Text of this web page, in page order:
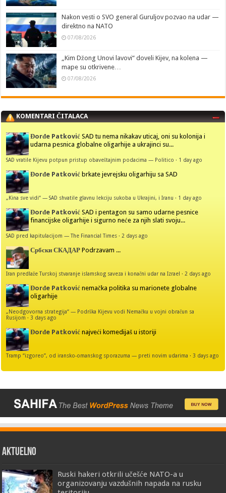
Nakon vesti o SVO general Guruljov pozvao na udar —
direktno na NATO
07/08/2026
„Kim Džong Unovi lavovi“ doveli Kijev, na kolena —
mape su otkrivene…
07/08/2026
KOMENTARI ČITALACA
Đorđe Patković SAD tu nema nikakav uticaj, oni su kolonija i
udarna pesnica globalne oligarhije a ukrajinci su...
SAD vratile Kijevu potpun pristup obaveštajnim podacima — Politico · 1 day ago
Đorđe Patković brkate jevrejsku oligarhiju sa SAD
„Kina sve vidi“ — SAD shvatile glavnu lekciju sukoba u Ukrajini, i Iranu · 1 day ago
Đorđe Patković SAD i pentagon su samo udarne pesnice
financijske oligarhije i sigurno neće za njih slati svoju...
SAD pred kapitulacijom — The Financial Times · 2 days ago
Србски СКАДАР Podrzavam ...
Iran predlaže Turskoj stvaranje islamskog saveza i konačni udar na Izrael · 2 days ago
Đorđe Patković nemačka politika su marionete globalne
oligarhije
„Neodgovorna strategija“ — Podrška Kijevu vodi Nemačku u vojni obračun sa
Rusijom ·3 days ago
Đorđe Patković najveći komedijaš u istoriji
Tramp “izgoreo”, od iransko-omanskog sporazuma — preti novim udarima ·3 days ago
AKTUELNO
Ruski hakeri otkrili učešće NATO-a u
organizovanju vazdušnih napada na rusku